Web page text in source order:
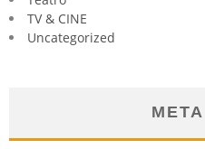
TV & CINE
Uncategorized
META